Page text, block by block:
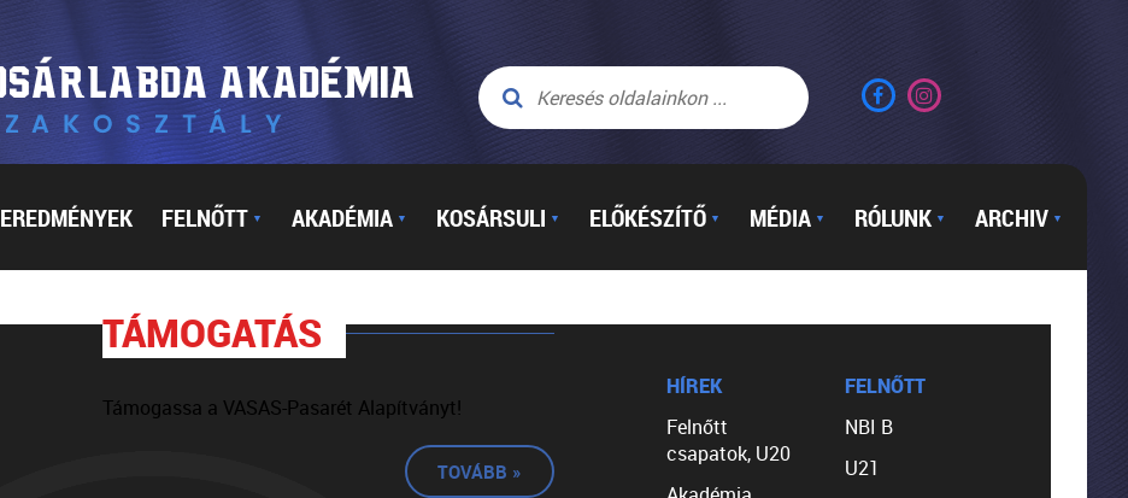
EREDMÉNYEK FELNŐTT ▼ AKADÉMIA ▼ KOSÁRSULI ▼ ELŐKÉSZÍTŐ ▼ MÉDIA ▼ RÓLUNK ▼ ARCHIV ▼
TÁMOGATÁS
Támogassa a VASAS-Pasarét Alapítványt!
TOVÁBB »
HÍREK
Felnőtt
csapatok, U20
FELNŐTT
NBI B
U21